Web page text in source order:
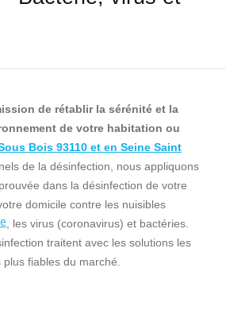
de rétablir la sérénité et la
de votre habitation ou
Bois 93110 et en Seine Saint
de la désinfection, nous appliquons
dans la désinfection de votre
domicile contre les nuisibles
, les virus (coronavirus) et bactéries.
traitent avec les solutions les
fiables du marché.